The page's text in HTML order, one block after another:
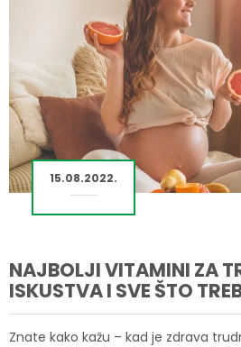
15.08.2022.
NAJBOLJI VITAMINI ZA
ISKUSTVA I SVE ŠTO
Znate kako kažu – kad je zdrava